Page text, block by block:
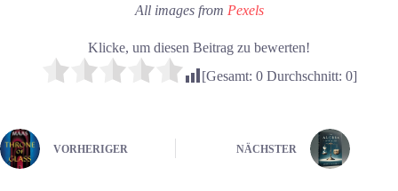
All images from Pexels
Klicke, um diesen Beitrag zu bewerten!
[Gesamt: 0Durchschnitt: 0]
VORHERIGER NÄCHSTER